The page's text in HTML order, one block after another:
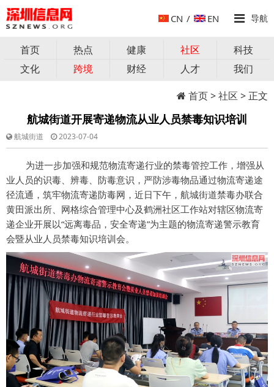
CN / EN 导航
首页 热点 健康 社区
科技
文化
跨境 财经 人才
我们
首页>社区 > 正文
航城街道开展寄递物流从业人员禁毒知识培训
航城街道 2023-07-04
为进一步加强和规范物流寄递行业的禁毒管控工作，增强从
业人员的识毒、辨毒、防毒意识，严防涉毒物品通过物流寄递途
径流通，筑牢物流寄递防毒网，近日下午，航城街道禁毒办联合
黄田派出所、网格综合管理中心及鹤洲社区工作站对辖区物流寄
递企业开展以“远离毒品，安全寄递”为主题的物流寄递警示教育
会暨从业人员禁毒知识培训会。